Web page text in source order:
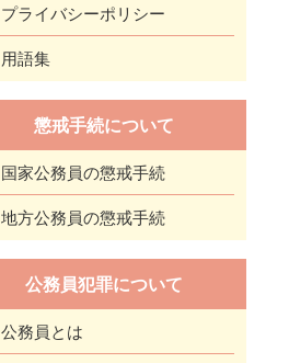
プライバシーポリシー
用語集
懲戒手続について
国家公務員の懲戒手続
地方公務員の懲戒手続
公務員犯罪について
公務員とは